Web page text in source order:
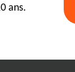
ans.